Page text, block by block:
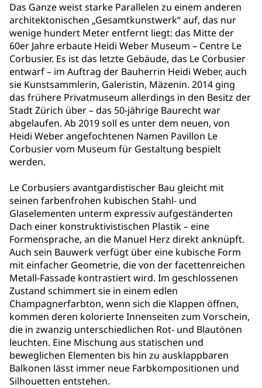
Das Ganze weist starke Parallelen zu einem anderen
architektonischen „Gesamtkunstwerk“ auf, das nur
wenige hundert Meter entfernt liegt: das Mitte der
60er Jahre erbaute Heidi Weber Museum – Centre Le
Corbusier. Es ist das letzte Gebäude, das Le Corbusier
entwarf – im Auftrag der Bauherrin Heidi Weber, auch
sie Kunstsammlerin, Galeristin, Mäzenin. 2014 ging
das frühere Privatmuseum allerdings in den Besitz der
Stadt Zürich über – das 50-jährige Baurecht war
abgelaufen. Ab 2019 soll es unter dem neuen, von
Heidi Weber angefochtenen Namen Pavillon Le
Corbusier vom Museum für Gestaltung bespielt
werden.
Le Corbusiers avantgardistischer Bau gleicht mit
seinen farbenfrohen kubischen Stahl- und
Glaselementen unterm expressiv aufgeständerten
Dach einer konstruktivistischen Plastik – eine
Formensprache, an die Manuel Herz direkt anknüpft.
Auch sein Bauwerk verfügt über eine kubische Form
mit einfacher Geometrie, die von der facettenreichen
Metall-Fassade kontrastiert wird. Im geschlossenen
Zustand schimmert sie in einem edlen
Champagnerfarbton, wenn sich die Klappen öffnen,
kommen deren kolorierte Innenseiten zum Vorschein,
die in zwanzig unterschiedlichen Rot- und Blautönen
leuchten. Eine Mischung aus statischen und
beweglichen Elementen bis hin zu ausklappbaren
Balkonen lässt immer neue Farbkompositionen und
Silhouetten entstehen.